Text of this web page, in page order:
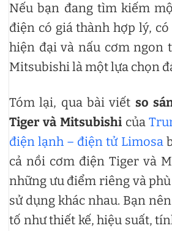
Nếu bạn đang tìm kiếm
điện có giá thành hợp lý,
hiện đại và nấu cơm ngon
Mitsubishi là một lựa chọn
Tóm lại, qua bài viết so
Tiger và Mitsubishicủa
điện lạnh – điện tử Limosa
cả nồi cơm điện Tiger và
những ưu điểm riêng và
sử dụng khác nhau. Bạn
tố như thiết kế, hiệu suất,